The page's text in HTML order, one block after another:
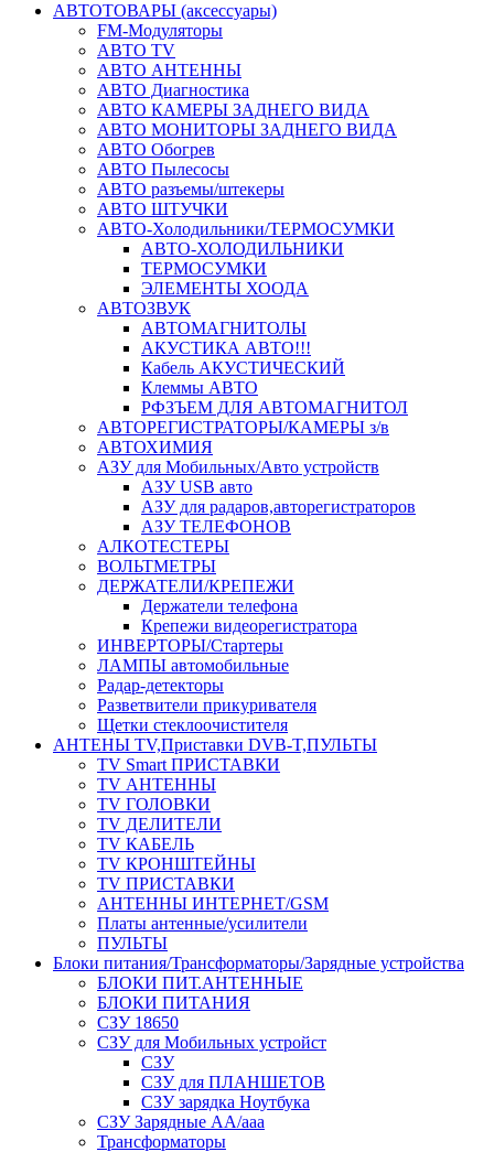
АВТОТОВАРЫ (аксессуары)
FM-Модуляторы
АВТО TV
АВТО АНТЕННЫ
АВТО Диагностика
АВТО КАМЕРЫ ЗАДНЕГО ВИДА
АВТО МОНИТОРЫ ЗАДНЕГО ВИДА
АВТО Обогрев
АВТО Пылесосы
АВТО разъемы/штекеры
АВТО ШТУЧКИ
АВТО-Холодильники/ТЕРМОСУМКИ
АВТО-ХОЛОДИЛЬНИКИ
ТЕРМОСУМКИ
ЭЛЕМЕНТЫ ХООДА
АВТОЗВУК
АВТОМАГНИТОЛЫ
АКУСТИКА АВТО!!!
Кабель АКУСТИЧЕСКИЙ
Клеммы АВТО
РФЗЪЕМ ДЛЯ АВТОМАГНИТОЛ
АВТОРЕГИСТРАТОРЫ/КАМЕРЫ з/в
АВТОХИМИЯ
АЗУ для Мобильных/Авто устройств
АЗУ USB авто
АЗУ для радаров,авторегистраторов
АЗУ ТЕЛЕФОНОВ
АЛКОТЕСТЕРЫ
ВОЛЬТМЕТРЫ
ДЕРЖАТЕЛИ/КРЕПЕЖИ
Держатели телефона
Крепежи видеорегистратора
ИНВЕРТОРЫ/Стартеры
ЛАМПЫ автомобильные
Радар-детекторы
Разветвители прикуривателя
Щетки стеклоочистителя
АНТЕНЫ ТV,Приставки DVB-T,ПУЛЬТЫ
TV Smart ПРИСТАВКИ
TV АНТЕННЫ
TV ГОЛОВКИ
TV ДЕЛИТЕЛИ
TV КАБЕЛЬ
TV КРОНШТЕЙНЫ
TV ПРИСТАВКИ
АНТЕННЫ ИНТЕРНЕТ/GSM
Платы антенные/усилители
ПУЛЬТЫ
Блоки питания/Трансформаторы/Зарядные устройства
БЛОКИ ПИТ.АНТЕННЫЕ
БЛОКИ ПИТАНИЯ
СЗУ 18650
СЗУ для Мобильных устройст
СЗУ
СЗУ для ПЛАНШЕТОВ
СЗУ зарядка Ноутбука
СЗУ Зарядные АА/ааа
Трансформаторы